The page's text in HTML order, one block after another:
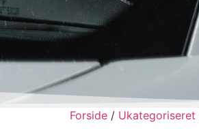
Forside / Ukategoriseret